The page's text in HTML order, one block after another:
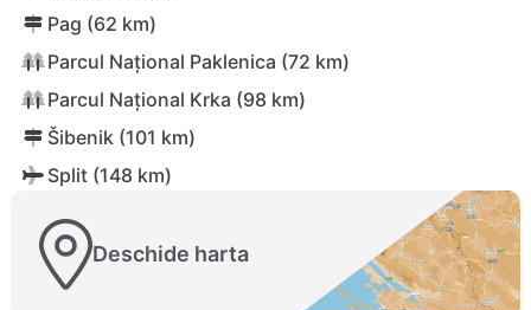
Pag (62 km)
Parcul Național Paklenica (72 km)
Parcul Național Krka (98 km)
Šibenik (101 km)
Split (148 km)
Deschide harta